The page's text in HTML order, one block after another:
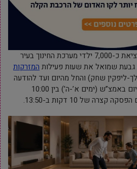
עם תחילתו של חודש יולי ויציאת כ-7,000 ילדי מערכת החינוך בעיר
גבעת שמואל את שעות פעילות המזרקות
ליפקין שחק) והחל מהיום ועד להודעה
חדשה המזרקות יפעלו בכל יום באמצ”ש (ימים א’-ה’) בין 10:00